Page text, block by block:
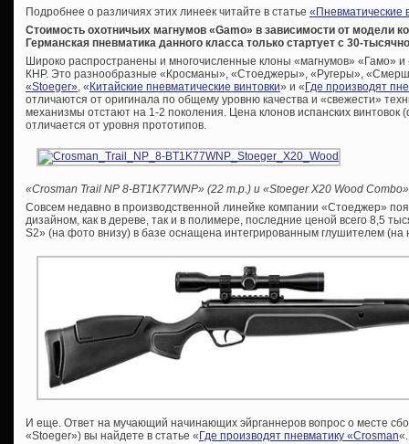
Подробнее о различиях этих линеек читайте в статье «Пневматические
Стоимость охотничьих магнумов «Gamo» в зависимости от модели
Германская пневматика данного класса только стартует с 30-
Широко распространены и многочисленные клоны «магнумов» «Гамо»
КНР. Это разнообразные «Кросманы», «Стоеджеры», «Ругеры»,
«Stoeger», « Китайские пневматические винтовки» и « Где производят
отличаются от оригинала по общему уровню качества и «свежести»
механизмы отстают на 1-2 поколения. Цена клонов испанских винтовок
отличается от уровня прототипов.
«Crosman Trail NP 8-BT1K77WNP» (22 т.р.) и «Stoeger X20 Wood
Совсем недавно в производственной линейке компании «Стоеджер»
дизайном, как в дереве, так и в полимере, последние ценой всего 8,5
S2» (на фото внизу) в базе оснащена интегрированным глушителем
И еще. Ответ на мучающий начинающих эйрганнеров вопрос о месте
«Stoeger») вы найдете в статье « Где производят пневматику «Crosman«.